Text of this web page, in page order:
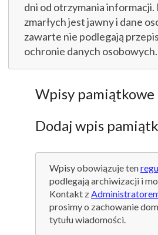
dni od otrzymania informacji.
zmarłych jest jawny i dane
zawarte nie podlegają
ochronie danych osobowych.
Wpisy pamiątkowe
Dodaj wpis
Wpisy obowiązuje ten
podlegają archiwizacji i
Kontakt z
prosimy o zachowanie
tytułu wiadomości.